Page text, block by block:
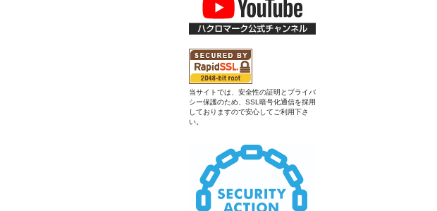
当サイトでは、安全性の証明とプライバ
シー保護のため、SSL暗号化通信を採用
しておりますので安心してご利用下さ
い。